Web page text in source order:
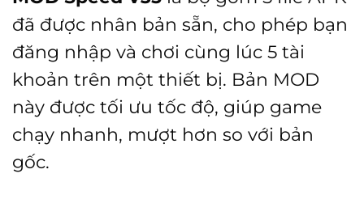
đã được nhân bản sẵn, cho phép bạn
đăng nhập và chơi cùng lúc 5 tài
khoản trên một thiết bị. Bản MOD
này được tối ưu tốc độ, giúp game
chạy nhanh, mượt hơn so với bản
gốc.